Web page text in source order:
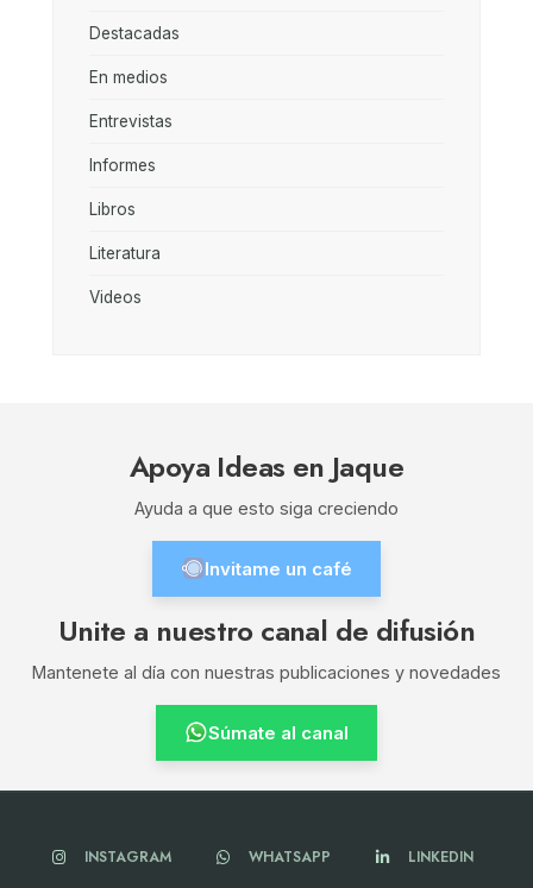
Destacadas
En medios
Entrevistas
Informes
Libros
Literatura
Videos
Apoya Ideas en Jaque
Ayuda a que esto siga creciendo
Invitame un café
Unite a nuestro canal de difusión
Mantenete al día con nuestras publicaciones y novedades
Súmate al canal
INSTAGRAM WHATSAPP LINKEDIN